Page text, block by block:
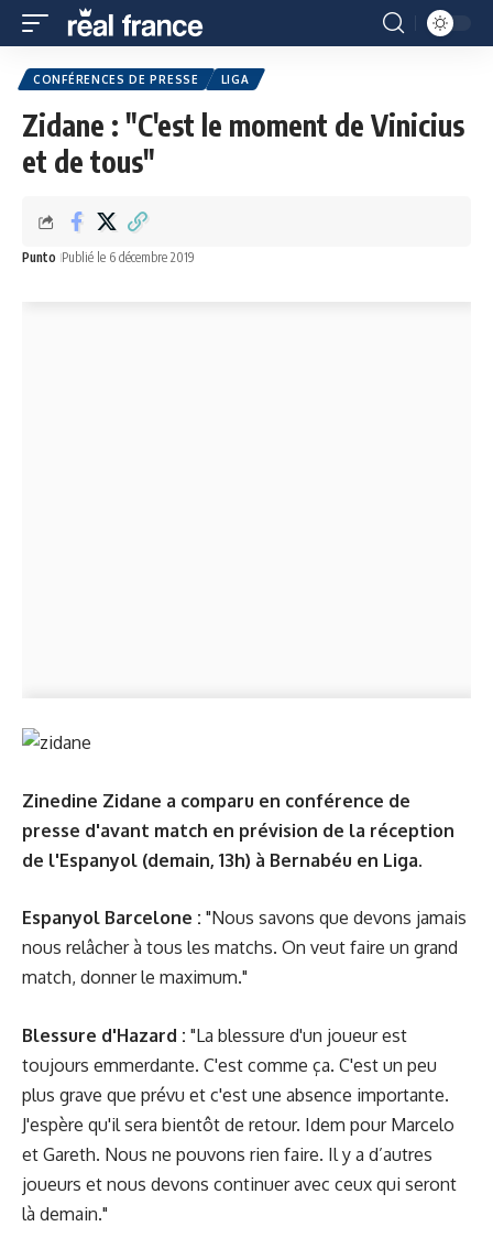
CONFÉRENCES DE PRESSE LIGA
Zidane : "C'est le moment de Vinicius
et de tous"
Punto Publié le 6 décembre 2019
Zinedine Zidane a comparu en conférence de
presse d'avant match en prévision de la réception
de l'Espanyol (demain, 13h) à Bernabéu en Liga.
Espanyol Barcelone : "Nous savons que devons jamais
nous relâcher à tous les matchs. On veut faire un grand
match, donner le maximum."
Blessure d'Hazard : "La blessure d'un joueur est
toujours emmerdante. C'est comme ça. C'est un peu
plus grave que prévu et c'est une absence importante.
J'espère qu'il sera bientôt de retour. Idem pour Marcelo
et Gareth. Nous ne pouvons rien faire. Il y a d’autres
joueurs et nous devons continuer avec ceux qui seront
là demain."